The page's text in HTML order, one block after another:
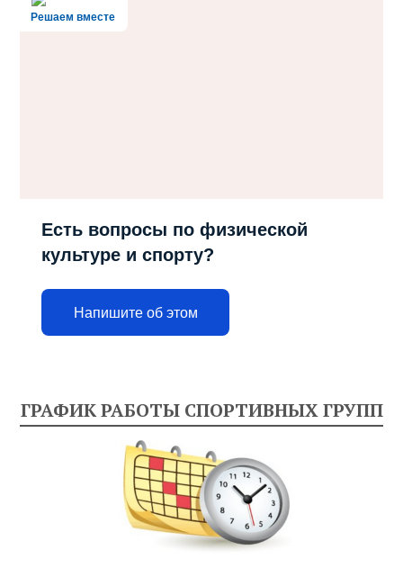
Решаем вместе
Есть вопросы по физической
культуре и спорту?
Напишите об этом
ГРАФИК РАБОТЫ СПОРТИВНЫХ ГРУПП